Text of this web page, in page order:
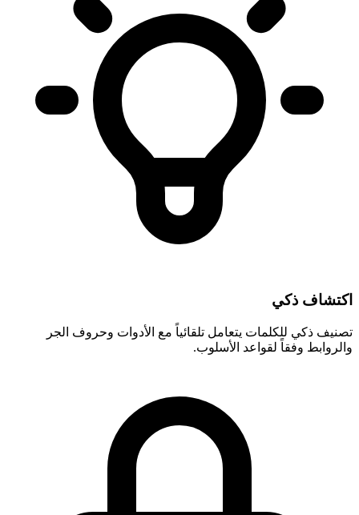
اكتشاف ذكي
تصنيف ذكي للكلمات يتعامل تلقائياً مع الأدوات وحروف الجر
والروابط وفقاً لقواعد الأسلوب.